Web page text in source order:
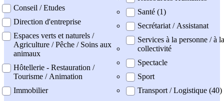
Conseil / Etudes
Direction d'entreprise
Espaces verts et naturels /
Agriculture / Pêche / Soins aux
animaux
Hôtellerie - Restauration /
Tourisme / Animation
Immobilier
Santé (1)
Secrétariat / Assistanat
Services à la personne / à la
collectivité
Spectacle
Sport
Transport / Logistique (40)